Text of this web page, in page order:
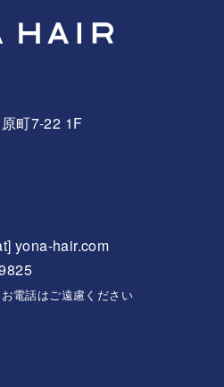
町7-22 1F
yona-hair.com
電話はご遠慮ください